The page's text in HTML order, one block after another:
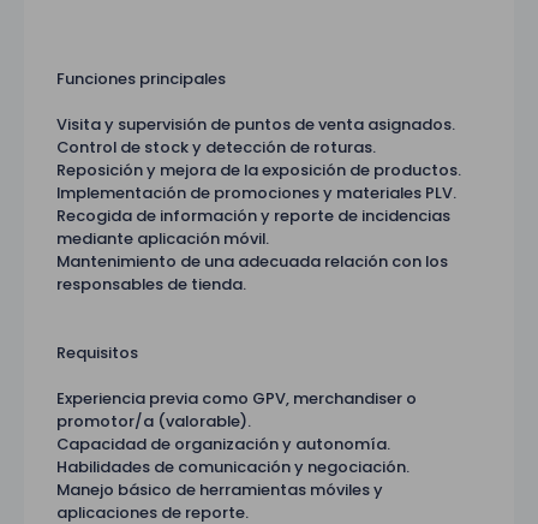
Funciones principales
Visita y supervisión de puntos de venta asignados.
Control de stock y detección de roturas.
Reposición y mejora de la exposición de productos.
Implementación de promociones y materiales PLV.
Recogida de información y reporte de incidencias
mediante aplicación móvil.
Mantenimiento de una adecuada relación con los
responsables de tienda.
Requisitos
Experiencia previa como GPV, merchandiser o
promotor/a (valorable).
Capacidad de organización y autonomía.
Habilidades de comunicación y negociación.
Manejo básico de herramientas móviles y
aplicaciones de reporte.